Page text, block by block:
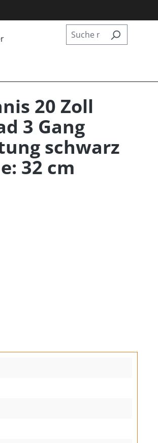
20 Zoll
3 Gang
schwarz
32 cm